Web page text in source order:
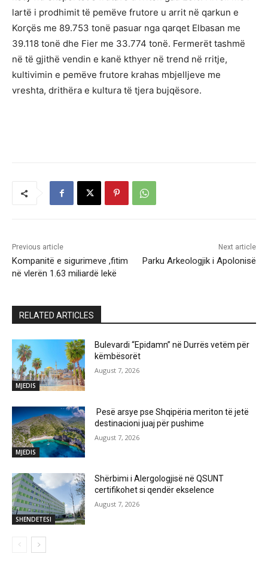
lartë i prodhimit të pemëve frutore u arrit në qarkun e
Korçës me 89.753 tonë pasuar nga qarqet Elbasan me
39.118 tonë dhe Fier me 33.774 tonë. Fermerët tashmë
në të gjithë vendin e kanë kthyer në trend në rritje,
kultivimin e pemëve frutore krahas mbjelljeve me
vreshta, drithëra e kultura të tjera bujqësore.
Previous article
Kompanitë e sigurimeve ,fitim
në vlerën 1.63 miliardë lekë
Next article
Parku Arkeologjik i Apolonisë
RELATED ARTICLES
MJEDIS
Bulevardi “Epidamn” në Durrës vetëm për
këmbësorët
August 7, 2026
MJEDIS
Pesë arsye pse Shqipëria meriton të jetë
destinacioni juaj për pushime
August 7, 2026
SHENDETESI
Shërbimi i Alergologjisë në QSUNT
certifikohet si qendër ekselence
August 7, 2026